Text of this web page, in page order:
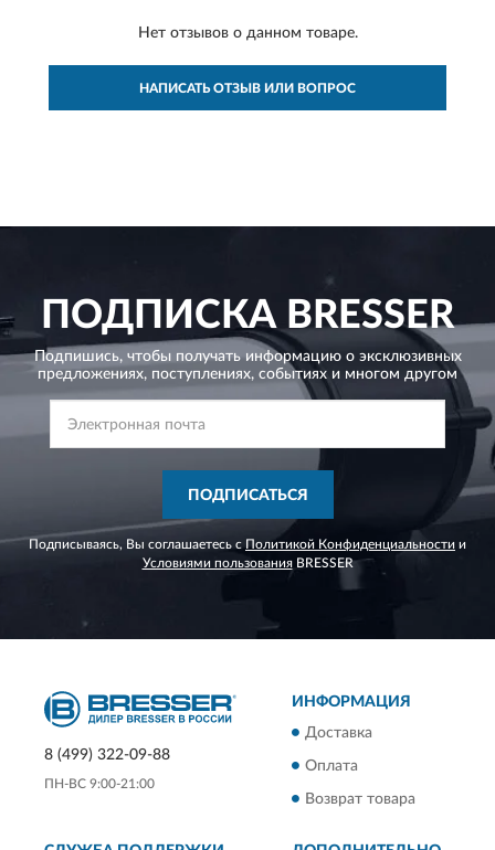
Нет отзывов о данном товаре.
НАПИСАТЬ ОТЗЫВ ИЛИ ВОПРОС
ПОДПИСКА BRESSER
Подпишись, чтобы получать информацию о эксклюзивных
предложениях, поступлениях, событиях и многом другом
ПОДПИСАТЬСЯ
Подписываясь, Вы соглашаетесь с Политикой Конфиденциальности и
Условиями пользованияBRESSER
8 (499) 322-09-88
ПН-ВС 9:00-21:00
ИНФОРМАЦИЯ
Доставка
Оплата
Возврат товара